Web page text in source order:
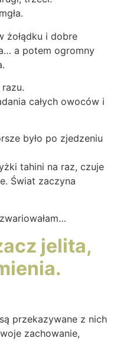
żołądku i dobre
a potem ogromny
całych owoców i
było po zjedzeniu
tahini na raz, czuje
Świat zaczyna
jelita,
przekazywane z nich
zachowanie,